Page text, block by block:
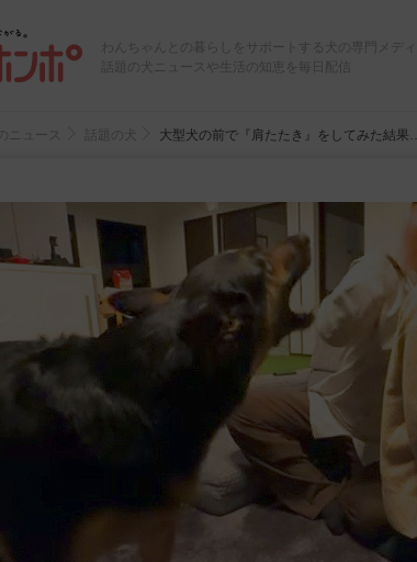
わんちゃんとの暮らしをサポートする犬の専門メディ
話題の犬ニュースや生活の知恵を毎日配信
ニュース 話題の犬 大型犬の前で『肩たたき』をしてみた結